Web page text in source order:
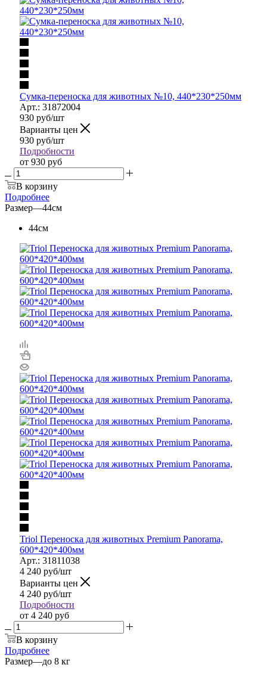
Сумка-переноска для животных №10, 440*230*250мм
Арт.: 31872004
930 руб/шт
Варианты цен
930 руб/шт
Подробности
от 930 руб
В корзину
Подробнее
Размер—44см
44см
Triol Переноска для животных Premium Panorama,
600*420*400мм
Арт.: 31811038
4 240 руб/шт
Варианты цен
4 240 руб/шт
Подробности
от 4 240 руб
В корзину
Подробнее
Размер—до 8 кг